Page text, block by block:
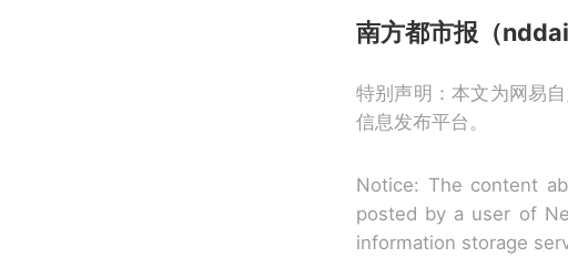
南方都市报（
特别声明：本文为网易
信息发布平台。
Notice: The content
posted by a user of
information storage